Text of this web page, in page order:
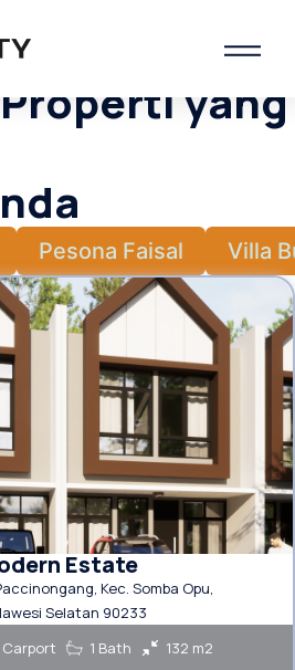
yang
Pesona Faisal Villa
Estate
Kec. Somba Opu,
Selatan 90233
Carport 1 Bath 132 m2